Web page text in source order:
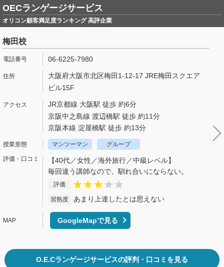
OECランゲージサービス
オリコン顧客満足度ランキング 高評企業
梅田校
06-6225-7980
大阪府大阪市北区梅田1-12-17 JRE梅田スクエア
ビル15F
JR京都線 大阪駅 徒歩 約6分
京阪中之島線 渡辺橋駅 徒歩 約11分
京阪本線 淀屋橋駅 徒歩 約13分
マンツーマン グループ
【40代／女性／海外旅行／中級レベル】
毎回違う講師なので、馴れ合いにならない。
評価
習熟度 あまり上達したとは思えない
GoogleMapで見る
O.E.Cランゲージサービスの評判・口コミを見る